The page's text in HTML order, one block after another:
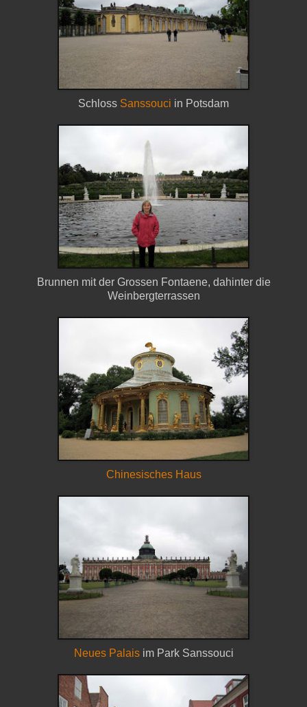
Schloss Sanssouci in Potsdam
Brunnen mit der Grossen Fontaene, dahinter die
Weinbergterrassen
Chinesisches Haus
Neues Palaisim Park Sanssouci